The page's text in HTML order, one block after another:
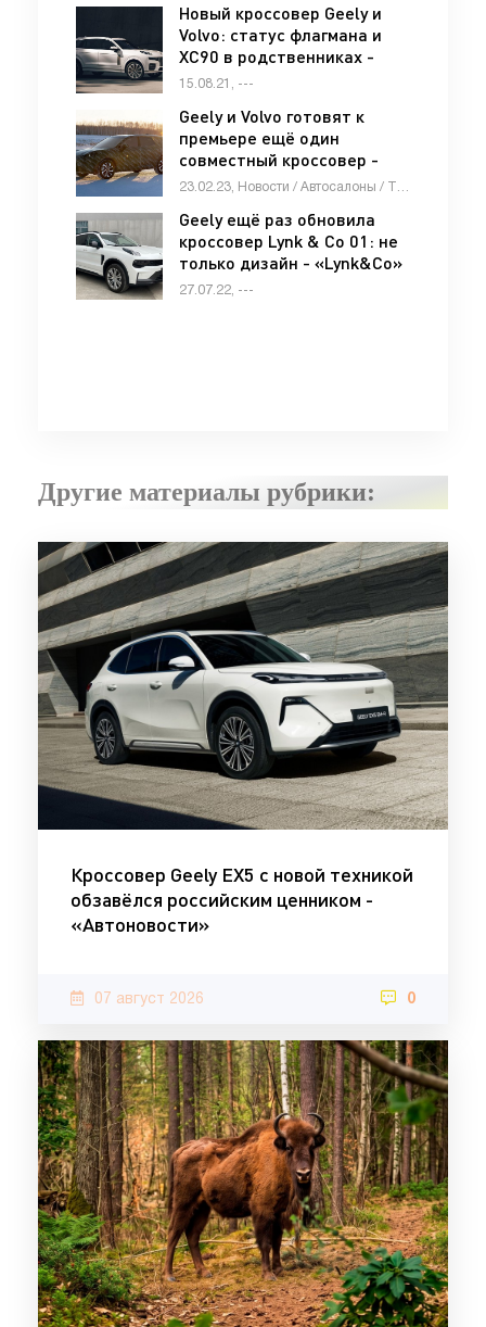
Новый кроссовер Geely и
Volvo: статус флагмана и
XC90 в родственниках -
«Lynk&Co»
15.08.21, ---
Geely и Volvo готовят к
премьере ещё один
совместный кроссовер -
«Автоновости»
Geely ещё раз обновила
кроссовер Lynk & Co 01: не
только дизайн - «Lynk&Co»
27.07.22, ---
Другие материалы рубрики:
Кроссовер Geely EX5 с новой техникой
обзавёлся российским ценником -
«Автоновости»
07 август 2026 0